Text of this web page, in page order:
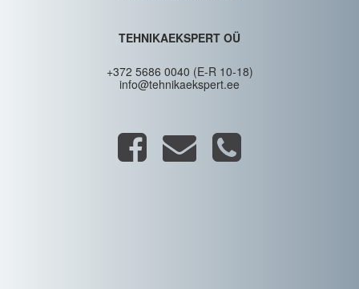
TEHNIKAEKSPERT OÜ
+372 5686 0040 (E-R 10-18)
info@tehnikaekspert.ee